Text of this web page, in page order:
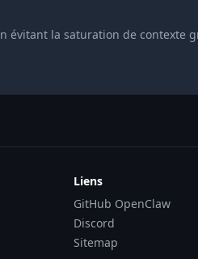
évitant la saturation de contexte
Liens
GitHub OpenClaw
Discord
Sitemap